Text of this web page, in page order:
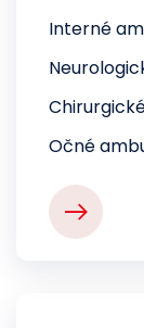
Interné
Očné